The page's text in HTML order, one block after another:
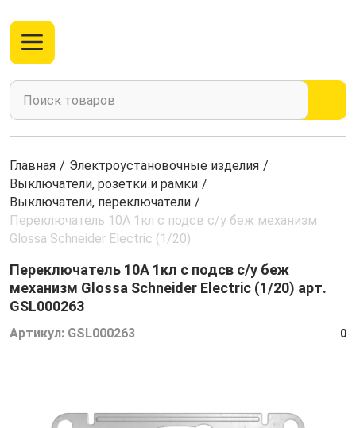
Главная / Электроустановочные изделия /
Выключатели, розетки и рамки /
Выключатели, переключатели /
Переключатель 10А 1кл с подсв с/у беж механизм
Glossa Schneider Electric (1/20)
Переключатель 10А 1кл с подсв с/у беж
механизм Glossa Schneider Electric (1/20) арт.
GSL000263
Артикул: GSL000263 0